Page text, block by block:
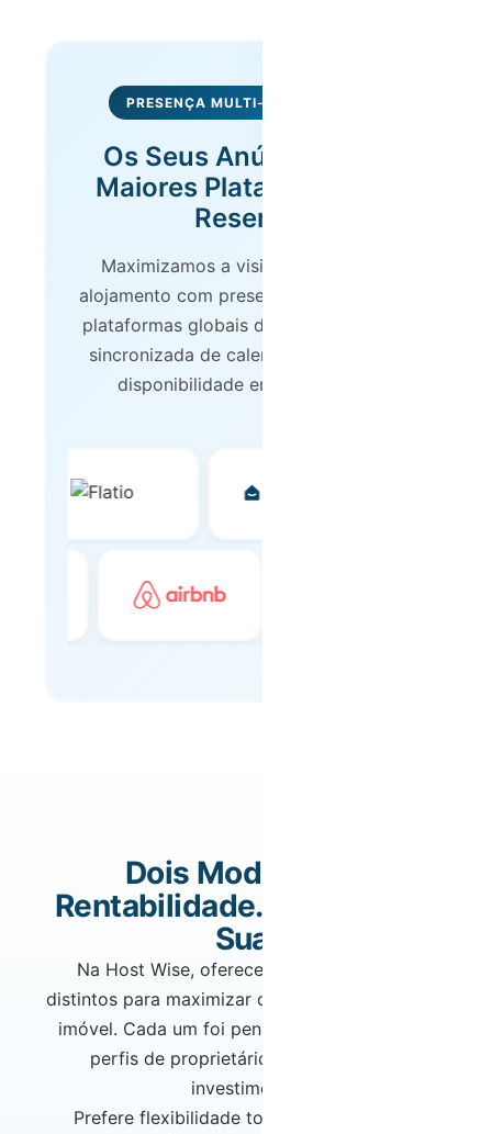
PRESENÇA MULTI-PLATAFORMA
Os Seus Anúncios nas
Maiores Plataformas de
Reserva
Maximizamos a visibilidade do seu
alojamento com presença nas principais
plataformas globais de reserva. Gestão
sincronizada de calendários, preços e
disponibilidade em tempo real.
Dois Modelos de
Rentabilidade. A Escolha é
Sua.
Na Host Wise, oferecemos dois modelos
distintos para maximizar os rendimentos do seu
imóvel. Cada um foi pensado para diferentes
perfis de proprietários e objetivos de
investimento.
Prefere flexibilidade total com comissões